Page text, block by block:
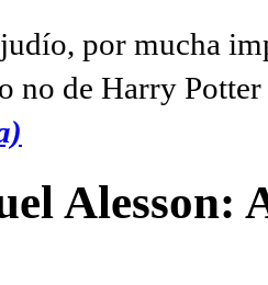
por mucha
no de Harry
Alesson: